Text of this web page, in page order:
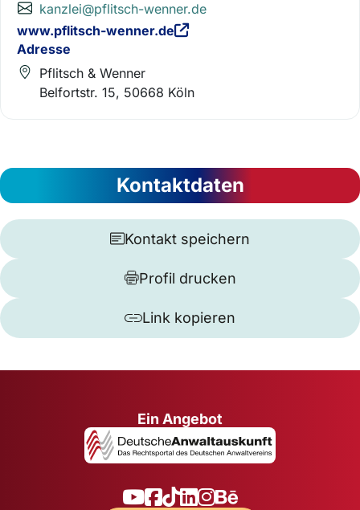
kanzlei@pflitsch-wenner.de
www.pflitsch-wenner.de
Adresse
Pflitsch & Wenner
Belfortstr. 15, 50668 Köln
Kontaktdaten
Kontakt speichern
Profil drucken
Link kopieren
Ein Angebot